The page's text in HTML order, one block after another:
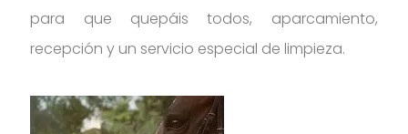
para que quepáis todos, aparcamiento,
recepción y un servicio especial de limpieza.